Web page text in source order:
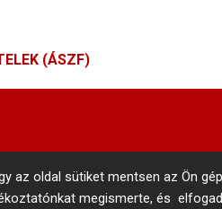
(ÁSZF)
az oldal sütiket mentsen az Ön
megismerte, és